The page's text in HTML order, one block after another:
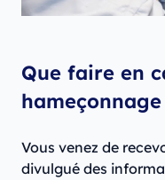
Que faire en
Vous venez de
divulgué des